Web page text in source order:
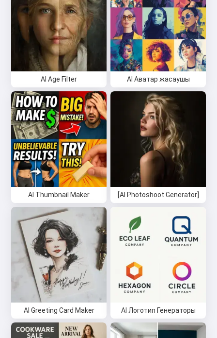
AI Age Filter AI Аватар жасаушы
AI Thumbnail Maker [AI Photoshoot Generator]
AI Greeting Card Maker AI Логотип Генераторы